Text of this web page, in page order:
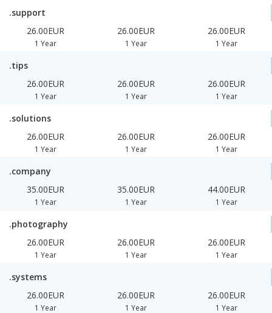
.support
26.00EUR
1 Year
26.00EUR
1 Year
26.00EUR
1 Year
.tips
26.00EUR
1 Year
26.00EUR
1 Year
26.00EUR
1 Year
.solutions
26.00EUR
1 Year
26.00EUR
1 Year
26.00EUR
1 Year
.company
35.00EUR
1 Year
35.00EUR
1 Year
44.00EUR
1 Year
.photography
26.00EUR
1 Year
26.00EUR
1 Year
26.00EUR
1 Year
.systems
26.00EUR
1 Year
26.00EUR
1 Year
26.00EUR
1 Year